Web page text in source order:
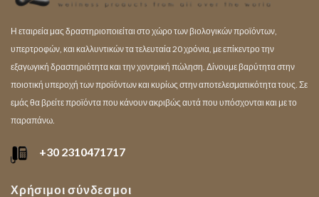
Η εταιρεία μας δραστηριοποιείται στο χώρο των βιολογικών προϊόντων,
υπερτροφών, και καλλυντικών τα τελευταία 20 χρόνια, με επίκεντρο την
εξαγωγική δραστηριότητα και την χοντρική πώληση. Δίνουμε βαρύτητα στην
ποιοτική υπεροχή των προϊόντων και κυρίως στην αποτελεσματικότητα τους. Σε
εμάς θα βρείτε προϊόντα που κάνουν ακριβώς αυτά που υπόσχονται και με το
παραπάνω.
+30 2310471717
Χρήσιμοι σύνδεσμοι